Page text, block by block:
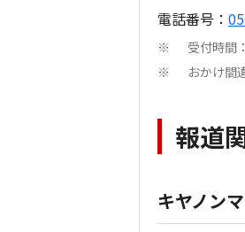
電話番号：
※ 受付時間
※ おかけ間
報道
キヤノン